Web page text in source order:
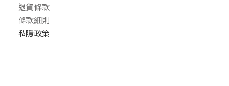
退貨條款
條款細則
私隱政策